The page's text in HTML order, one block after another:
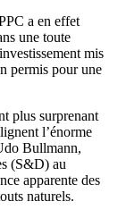
a en effet
une toute
mis
permis pour une
plus surprenant
l’énorme
Bullmann,
(S&D) au
apparente des
naturels.